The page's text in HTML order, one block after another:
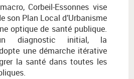
Corbeil-Essonnes vise
son Plan Local d’Urbanisme
optique de santé publique.
diagnostic initial, la
une démarche itérative
la santé dans toutes les